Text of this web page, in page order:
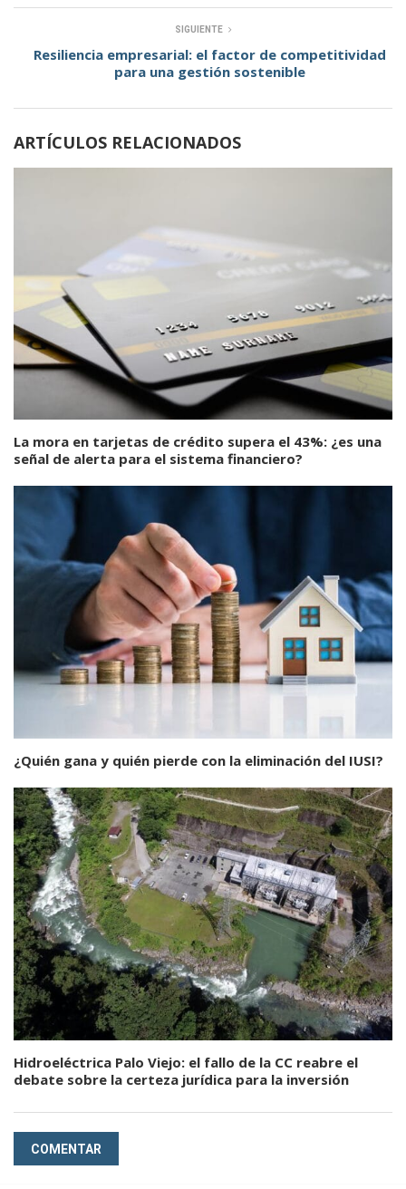
SIGUIENTE
Resiliencia empresarial: el factor de competitividad
para una gestión sostenible
ARTÍCULOS RELACIONADOS
La mora en tarjetas de crédito supera el 43%: ¿es una
señal de alerta para el sistema financiero?
¿Quién gana y quién pierde con la eliminación del IUSI?
Hidroeléctrica Palo Viejo: el fallo de la CC reabre el
debate sobre la certeza jurídica para la inversión
COMENTAR